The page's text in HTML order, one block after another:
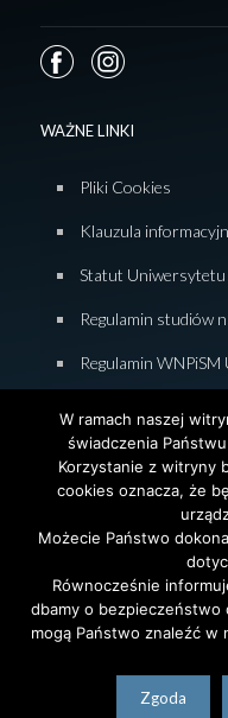
WAŻNE LINKI
Pliki Cookies
Klauzula
Statut Uniwersytetu
Regulamin studiów
Regulamin WNPiSM
Deklaracja
© 2026
Międzynarodowych.
Reserved. Projekt i
W ramach naszej
świadczenia
Korzystanie z witryny
cookies oznacza, że
Możecie Państwo
Równocześnie
dbamy o bezpieczeństwo
mogą Państwo znaleźć w
Zgoda